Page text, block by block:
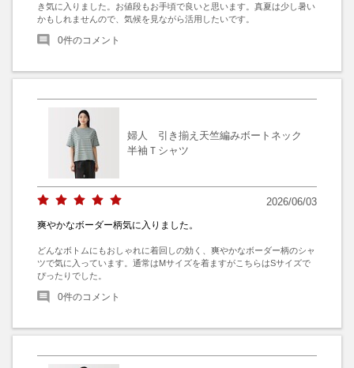
き気に入りました。お値段もお手頃で良いと思います。真夏は少し暑い
かもしれませんので、気候を見ながら活用したいです。
0件のコメント
婦人 引き揃え天竺編みボートネック
半袖Ｔシャツ
2026/06/03
爽やかなボーダー柄気に入りました。
どんなボトムにもおしゃれに着回しの効く、爽やかなボーダー柄のシャ
ツで気に入っています。通常はMサイズを着ますがこちらはSサイズで
ぴったりでした。
0件のコメント